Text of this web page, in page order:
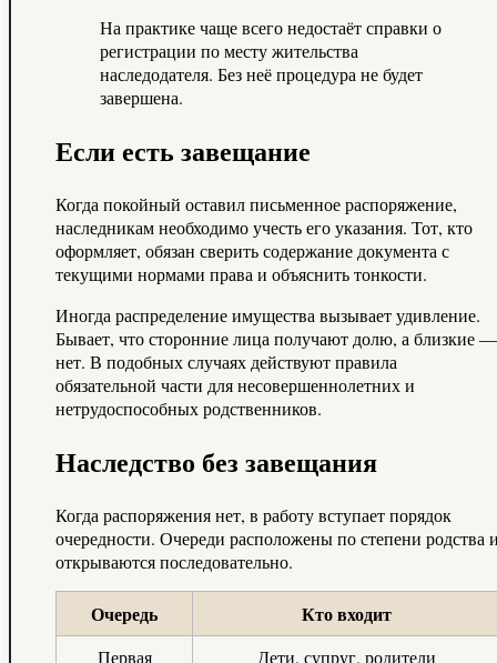
На практике чаще всего недостаёт справки о
регистрации по месту жительства
наследодателя. Без неё процедура не будет
завершена.
Если есть завещание
Когда покойный оставил письменное распоряжение,
наследникам необходимо учесть его указания. Тот, кто
оформляет, обязан сверить содержание документа с
текущими нормами права и объяснить тонкости.
Иногда распределение имущества вызывает удивление.
Бывает, что сторонние лица получают долю, а близкие —
нет. В подобных случаях действуют правила
обязательной части для несовершеннолетних и
нетрудоспособных родственников.
Наследство без завещания
Когда распоряжения нет, в работу вступает порядок
очередности. Очереди расположены по степени родства
открываются последовательно.
Очередь Кто входит
Первая Дети, супруг, родители